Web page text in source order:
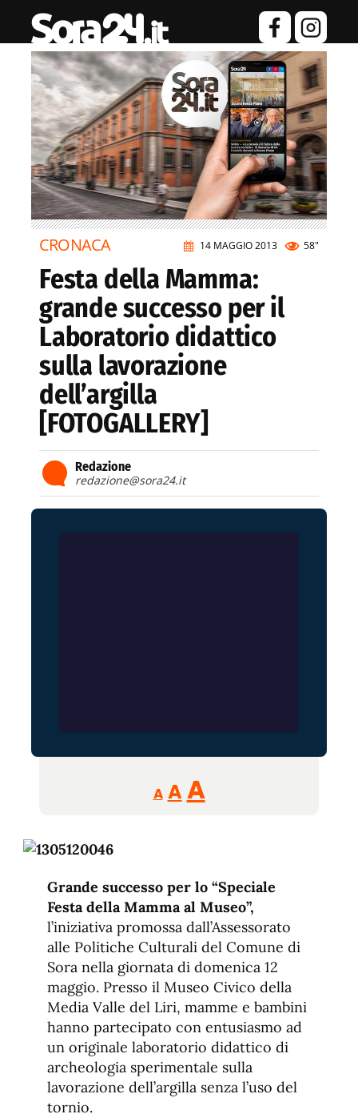
14 MAGGIO 2013 58"
CRONACA
Festa della Mamma:
grande successo per il
Laboratorio didattico
sulla lavorazione
dell’argilla
[FOTOGALLERY]
Redazione
redazione@sora24.it
A
Reducir
tamaño
A Restablecer
AAumentar
fuente.
Grande successo per lo “Speciale
Festa della Mamma al Museo”,
l’iniziativa promossa dall’Assessorato
alle Politiche Culturali del Comune di
Sora nella giornata di domenica 12
maggio. Presso il Museo Civico della
Media Valle del Liri, mamme e bambini
hanno partecipato con entusiasmo ad
un originale laboratorio didattico di
archeologia sperimentale sulla
lavorazione dell’argilla senza l’uso del
tornio.